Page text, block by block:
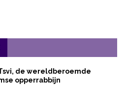
de wereldberoemde
opperrabbijn